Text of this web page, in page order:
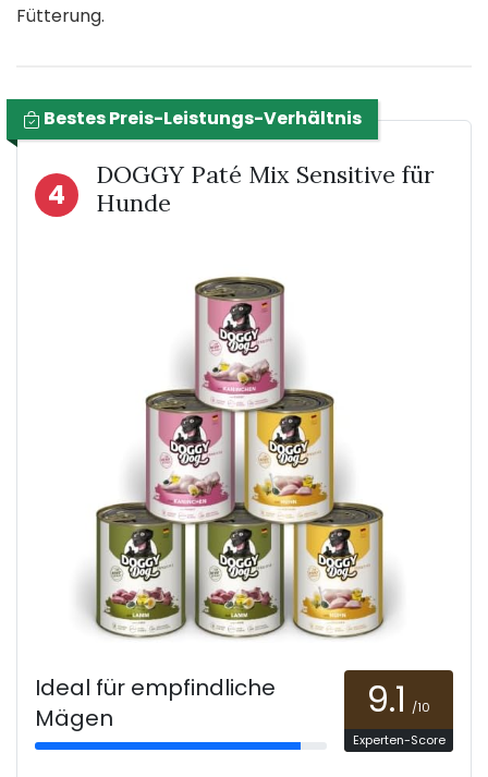
Fütterung.
Bestes Preis-Leistungs-Verhältnis
4
DOGGY Paté Mix Sensitive für
Hunde
Ideal für empfindliche
Mägen
9.1 /10
Experten-Score